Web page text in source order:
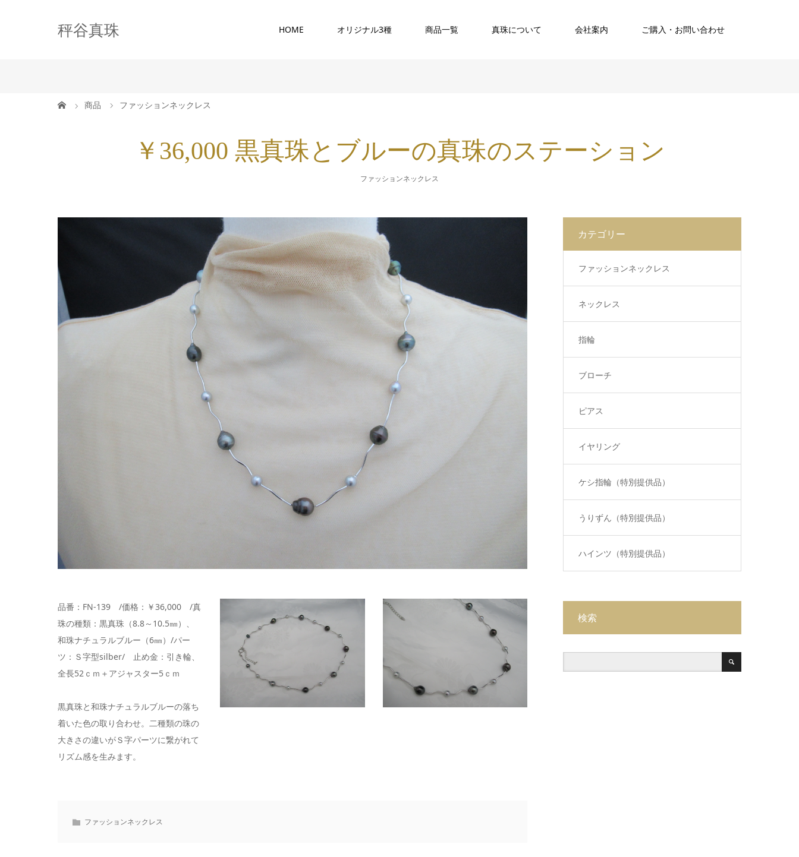
秤谷真珠 HOME オリジナル3種 商品一覧 真珠について 会社案内 ご購入・お問い合わせ
商品 ファッションネックレス
￥36,000 黒真珠とブルーの真珠のステーション
ファッションネックレス
品番：FN-139 /価格：￥36,000 /真
珠の種類：黒真珠（8.8～10.5㎜）、
和珠ナチュラルブルー（6㎜）/パー
ツ：Ｓ字型silber/ 止め金：引き輪、
全長52ｃｍ＋アジャスター5ｃｍ
黒真珠と和珠ナチュラルブルーの落ち
着いた色の取り合わせ。二種類の珠の
大きさの違いがＳ字パーツに繋がれて
リズム感を生みます。
ファッションネックレス
カテゴリー
ファッションネックレス
ネックレス
指輪
ブローチ
ピアス
イヤリング
ケシ指輪（特別提供品）
うりずん（特別提供品）
ハインツ（特別提供品）
検索